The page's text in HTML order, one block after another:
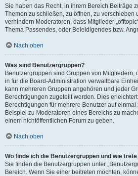
Sie haben das Recht, in ihrem Bereich Beiträge
Themen zu schließen, zu öffnen, zu verschieben
verhindern Moderatoren, dass Mitglieder
Thema Passendes, oder Beleidigendes bzw.
Nach oben
Was sind Benutzergruppen?
Benutzergruppen sind Gruppen von Mitgliedern,
in für die Board-Administration verwaltbare
kann mehreren Gruppen angehören und jeder
Berechtigungen zugeteilt werden. Dies
Berechtigungen für mehrere Benutzer auf
Beispiel zu Moderatoren eines Bereichs zu
einem nichtöffentlichen Forum zu geben.
Nach oben
Wo finde ich die Benutzergruppen und wie
Sie finden die Benutzergruppen unter
Bereich. Wenn Sie einer beitreten möchten,